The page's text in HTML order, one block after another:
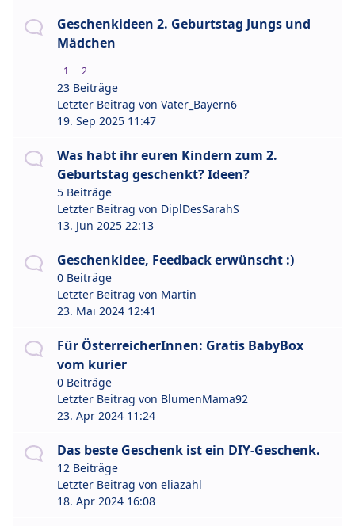
Geschenkideen 2. Geburtstag Jungs und
Mädchen
1 2
23 Beiträge
Letzter Beitrag von Vater_Bayern6
19. Sep 2025 11:47
Was habt ihr euren Kindern zum 2.
Geburtstag geschenkt? Ideen?
5 Beiträge
Letzter Beitrag von DiplDesSarahS
13. Jun 2025 22:13
Geschenkidee, Feedback erwünscht :)
0 Beiträge
Letzter Beitrag von Martin
23. Mai 2024 12:41
Für ÖsterreicherInnen: Gratis BabyBox
vom kurier
0 Beiträge
Letzter Beitrag von BlumenMama92
23. Apr 2024 11:24
Das beste Geschenk ist ein DIY-Geschenk.
12 Beiträge
Letzter Beitrag von eliazahl
18. Apr 2024 16:08